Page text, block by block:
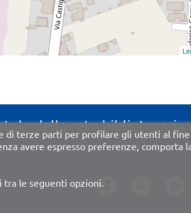
della rete bibliotecaria
di terze parti per profilare gli utenti al
avere espresso preferenze,
tra le seguenti opzioni.